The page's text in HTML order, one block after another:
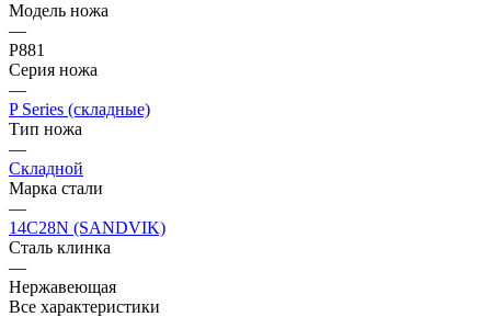
Модель ножа
—
P881
Серия ножа
—
P Series (складные)
Тип ножа
—
Складной
Марка стали
—
14C28N (SANDVIK)
Сталь клинка
—
Нержавеющая
Все характеристики